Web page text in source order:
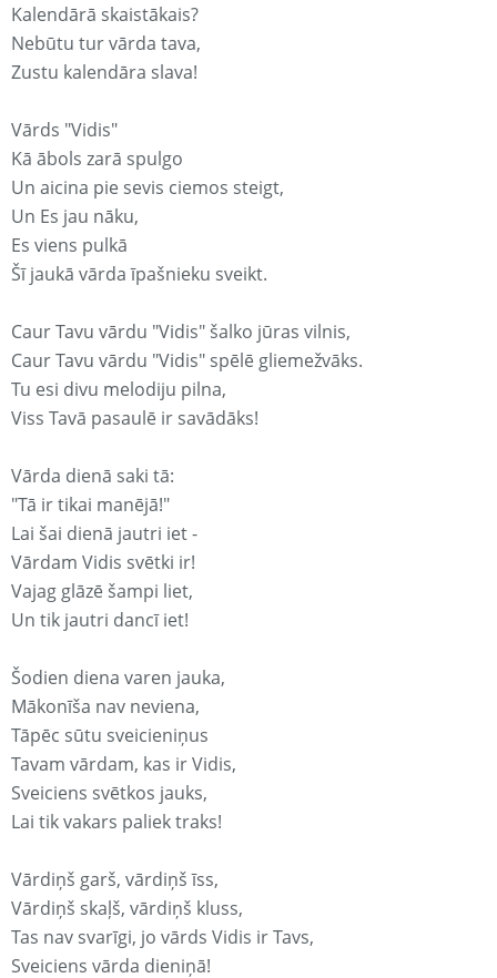
Kalendārā skaistākais?
Nebūtu tur vārda tava,
Zustu kalendāra slava!
Vārds "Vidis"
Kā ābols zarā spulgo
Un aicina pie sevis ciemos steigt,
Un Es jau nāku,
Es viens pulkā
Šī jaukā vārda īpašnieku sveikt.
Caur Tavu vārdu "Vidis" šalko jūras vilnis,
Caur Tavu vārdu "Vidis" spēlē gliemežvāks.
Tu esi divu melodiju pilna,
Viss Tavā pasaulē ir savādāks!
Vārda dienā saki tā:
"Tā ir tikai manējā!"
Lai šai dienā jautri iet -
Vārdam Vidis svētki ir!
Vajag glāzē šampi liet,
Un tik jautri dancī iet!
Šodien diena varen jauka,
Mākonīša nav neviena,
Tāpēc sūtu sveicieniņus
Tavam vārdam, kas ir Vidis,
Sveiciens svētkos jauks,
Lai tik vakars paliek traks!
Vārdiņš garš, vārdiņš īss,
Vārdiņš skaļš, vārdiņš kluss,
Tas nav svarīgi, jo vārds Vidis ir Tavs,
Sveiciens vārda dieniņā!